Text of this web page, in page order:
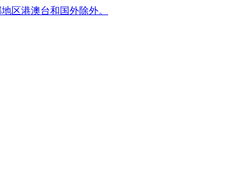
区港澳台和国外除外。